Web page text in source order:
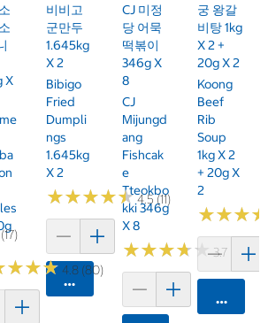
X
★★★
★★★4.8 (80)
비비고
군만두
1.645kg
X 2
Bibigo
Fried
Dumpli
Ngs
1.645kg
X 2
★★★★★
★★★★★4.5 (11)
카트에 담기
CJ 미정
당 어묵
떡볶이
346g X
8
CJ
Mijungd
Ang
Fishcak
E
Tteokbo
Kki 346g
X 8
★★★★★
★★★★★3.7 (18)
궁 왕갈
비탕 1kg
X 2 +
20g X 2
Koong
Beef
Rib
Soup
1kg X 2
+ 20g X
2
★★★
★★★
카트에